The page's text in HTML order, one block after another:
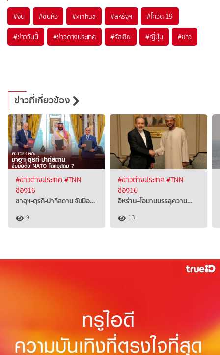
#จีน #ซินหัว #xinhua #สหรัฐฯ #โควิด-19
#ข่าววันนี้ #ข่าวต่างประเทศ #รัสเซีย #ญี่ปุ่น #ข่าว
ข่าวที่เกี่ยวข้อง
#ข่าวต่างประเทศ #TNN
ช่อง16
ซาอุฯ-ตุรกี-ปากีสถาน จับมือ…
9
#ข่าวต่างประเทศ #TNN
ช่อง16
อิหร่าน–โอมานบรรลุความ…
13